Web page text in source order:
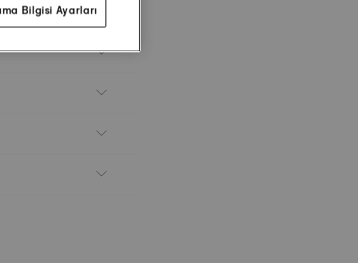
Bilgisi Ayarları